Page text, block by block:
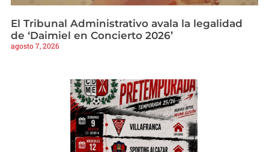
El Tribunal Administrativo avala la legalidad
de ‘Daimiel en Concierto 2026’
agosto 7, 2026